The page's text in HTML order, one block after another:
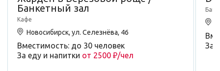
Банкетный зал
Кафе
Новосибирск, ул. Селезнёва, 46
Вместимость: до 30 человек
За еду и напитки от 2500 ₽/чел
За